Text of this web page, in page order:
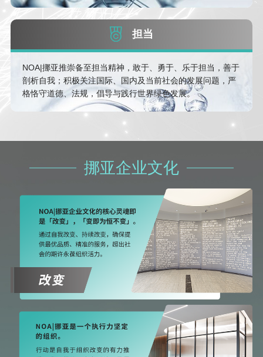
担当
NOA|挪亚推崇备至担当精神，敢于、勇于、乐于担当，善于
剖析自我；积极关注国际、国内及当前社会的发展问题，严
格恪守道德、法规，倡导与践行世界绿色发展。
挪亚企业文化